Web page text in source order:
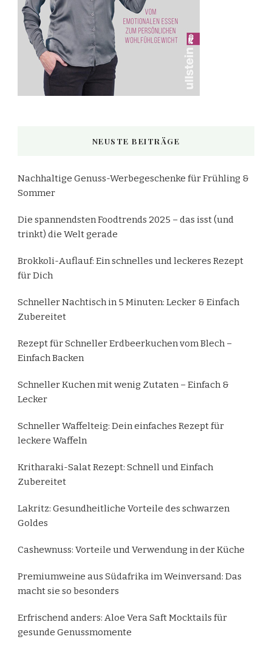
NEUSTE BEITRÄGE
Nachhaltige Genuss-Werbegeschenke für Frühling &
Sommer
Die spannendsten Foodtrends 2025 – das isst (und
trinkt) die Welt gerade
Brokkoli-Auflauf: Ein schnelles und leckeres Rezept
für Dich
Schneller Nachtisch in 5 Minuten: Lecker & Einfach
Zubereitet
Rezept für Schneller Erdbeerkuchen vom Blech –
Einfach Backen
Schneller Kuchen mit wenig Zutaten – Einfach &
Lecker
Schneller Waffelteig: Dein einfaches Rezept für
leckere Waffeln
Kritharaki-Salat Rezept: Schnell und Einfach
Zubereitet
Lakritz: Gesundheitliche Vorteile des schwarzen
Goldes
Cashewnuss: Vorteile und Verwendung in der Küche
Premiumweine aus Südafrika im Weinversand: Das
macht sie so besonders
Erfrischend anders: Aloe Vera Saft Mocktails für
gesunde Genussmomente